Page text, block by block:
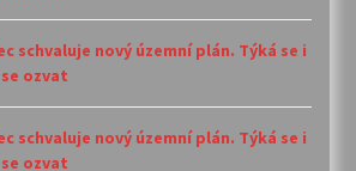
schvaluje nový územní plán. Týká se i
ozvat
schvaluje nový územní plán. Týká se i
ozvat